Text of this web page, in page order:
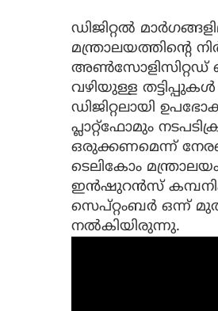
ഡിജിറ്റല്‍
മന്ത്രാലയത്തിന്റെ
അണ്‍സോളിസിറ്റഡ്
വഴിയുള്ള
ഡിജിറ്റലായി
പ്ലാറ്റ്‌ഫോമും
ഒരുക്കണമെന്ന്
ടെലികോം
ഇന്‍ഷുറന്‍സ്
സെപ്റ്റംബര്‍ ഒന്ന്
നല്‍കിയിരുന്നു.